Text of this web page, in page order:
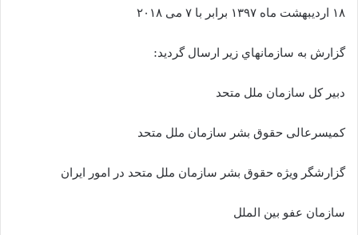
۱۸ اردیبهشت ماه ۱۳۹۷ برابر با ۷ می ۲۰۱۸
گزارش به سازمانهاي زير ارسال گرديد:
دبیر کل سازمان ملل متحد
كميسرعالى حقوق بشر سازمان ملل متحد
گزارشگر ويژه حقوق بشر سازمان ملل متحد در امور ایران
سازمان عفو بين الملل